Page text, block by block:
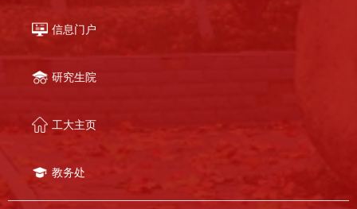
信息门户
研究生院
工大主页
教务处